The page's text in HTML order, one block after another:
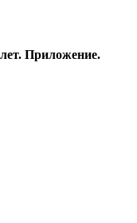
Приложение.